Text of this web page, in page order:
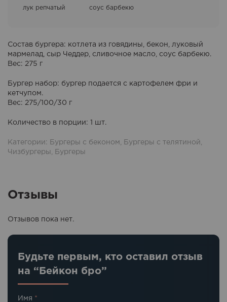
лук репчатый соус барбекю
Состав бургера: котлета из говядины, бекон, луковый
мармелад, сыр Чеддер, сливочное масло, соус барбекю.
Вес: 275 г
Бургер набор: бургер подается с картофелем фри и
кетчупом.
Вес: 275/100/30 г
Количество в порции: 1 шт.
Категории: Бургеры с беконом Бургеры с телятиной
Чизбургеры
Бургеры
Отзывы
Отзывов пока нет.
Будьте первым, кто оставил отзыв
на “Бейкон бро”
Имя *